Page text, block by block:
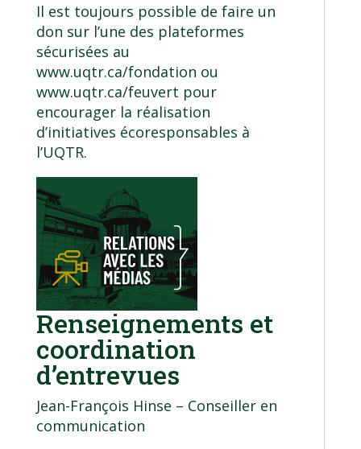
Il est toujours possible de faire un
don sur l’une des plateformes
sécurisées au
www.uqtr.ca/fondation ou
www.uqtr.ca/feuvert pour
encourager la réalisation
d’initiatives écoresponsables à
l’UQTR.
Renseignements et
coordination
d’entrevues
Jean-François Hinse – Conseiller en
communication